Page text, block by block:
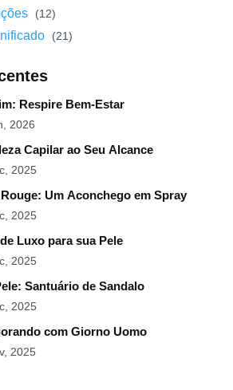
(12)
(21)
Respire Bem-Estar
2026
Capilar ao Seu Alcance
2025
Um Aconchego em Spray
2025
Luxo para sua Pele
2025
Santuário de Sandalo
2025
com Giorno Uomo
2025